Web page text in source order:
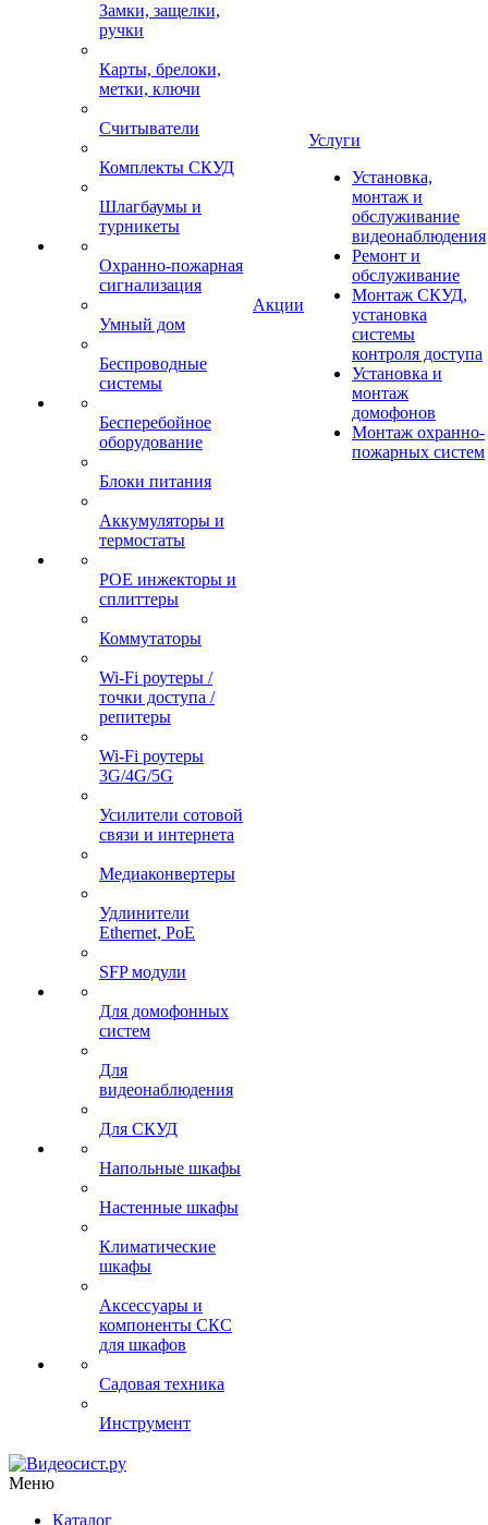
Замки, защелки,
ручки
Карты, брелоки,
метки, ключи
Считыватели
Комплекты СКУД
Шлагбаумы и
турникеты
Охранно-пожарная
сигнализация
Умный дом
Беспроводные
системы
Бесперебойное
оборудование
Блоки питания
Аккумуляторы и
термостаты
POE инжекторы и
сплиттеры
Коммутаторы
Wi-Fi роутеры /
точки доступа /
репитеры
Wi-Fi роутеры
3G/4G/5G
Усилители сотовой
связи и интернета
Медиаконвертеры
Удлинители
Ethernet, PoE
SFP модули
Для домофонных
систем
Для
видеонаблюдения
Для СКУД
Напольные шкафы
Настенные шкафы
Климатические
шкафы
Аксессуары и
компоненты СКС
для шкафов
Садовая техника
Инструмент
Акции
Услуги
Установка,
монтаж и
обслуживание
видеонаблюдения
Ремонт и
обслуживание
Монтаж СКУД,
установка
системы
контроля доступа
Установка и
монтаж
домофонов
Монтаж охранно-
пожарных систем
Меню
Каталог